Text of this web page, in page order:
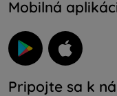
Mobilná
Pripojte sa k